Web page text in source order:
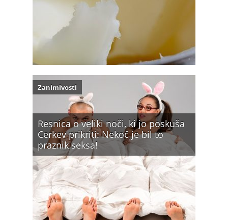
Resnica o veliki noči, ki jo poskuša
Cerkev prikriti: Nekoč je bil to
praznik seksa!
Zanimivosti